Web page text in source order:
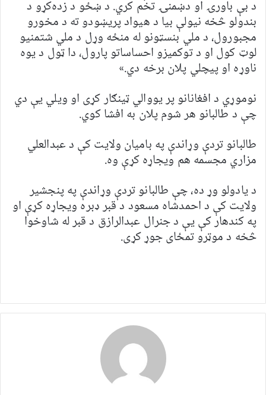
د بې باورۍ او دښمنۍ تخم کري. د ښځو د زده‌کړو د
بندولو څخه نیولې بیا د هیواد پریښودو ته د مخورو
مجبورول، د ملي بنسټونو له منځه وړل د ملي شتمنیو
لوټ کول او د توکمیزو احساساتو پارول، دا ټول د یوه
ناوړه او پیچلي پلان برخه دي.»
نوموړي د افغانانو پر یووالي ټینګار کړی او ویلي یې دي
چې د طالبانو هر شوم پلان به افشا کوي.
طالبانو تردې وړاندې په بامیان ولایت کې د عبدالعلي
مزاري مجسمه هم ویجاړه کړې وه.
د یادولو وړ ده، چې طالبانو تردې وړاندې په پنجشیر
ولایت کې د احمدشاه مسعود د قبر ډبره ویجاړه کړې او
په کندهار کې یې د جنرال عبدالرازق د قبر له شاوخوا
څخه د موټرو تمځای جوړ کړی.